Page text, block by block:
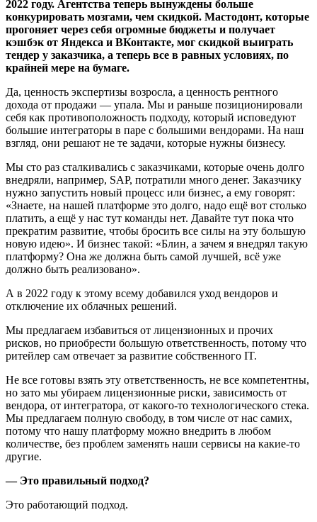
2022 году. Агентства теперь вынуждены больше
конкурировать мозгами, чем скидкой. Мастодонт, которые
прогоняет через себя огромные бюджеты и получает
кэшбэк от Яндекса и ВКонтакте, мог скидкой выиграть
тендер у заказчика, а теперь все в равных условиях, по
крайней мере на бумаге.
Да, ценность экспертизы возросла, а ценность рентного
дохода от продажи — упала. Мы и раньше позиционировали
себя как противоположность подходу, который исповедуют
большие интеграторы в паре с большими вендорами. На наш
взгляд, они решают не те задачи, которые нужны бизнесу.
Мы сто раз сталкивались с заказчиками, которые очень долго
внедряли, например, SAP, потратили много денег. Заказчику
нужно запустить новый процесс или бизнес, а ему говорят:
«Знаете, на нашей платформе это долго, надо ещё вот столько
платить, а ещё у нас тут команды нет. Давайте тут пока что
прекратим развитие, чтобы бросить все силы на эту большую
новую идею». И бизнес такой: «Блин, а зачем я внедрял такую
платформу? Она же должна быть самой лучшей, всё уже
должно быть реализовано».
А в 2022 году к этому всему добавился уход вендоров и
отключение их облачных решений.
Мы предлагаем избавиться от лицензионных и прочих
рисков, но приобрести большую ответственность, потому что
ритейлер сам отвечает за развитие собственного IT.
Не все готовы взять эту ответственность, не все компетентны,
но зато мы убираем лицензионные риски, зависимость от
вендора, от интегратора, от какого-то технологического стека.
Мы предлагаем полную свободу, в том числе от нас самих,
потому что нашу платформу можно внедрить в любом
количестве, без проблем заменять наши сервисы на какие-то
другие.
— Это правильный подход?
Это работающий подход.